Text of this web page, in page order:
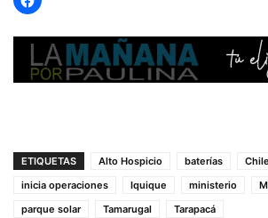
ETIQUETAS Alto Hospicio baterías Chile
inicia operaciones
Iquique ministerio
parque solar
Tamarugal Tarapacá